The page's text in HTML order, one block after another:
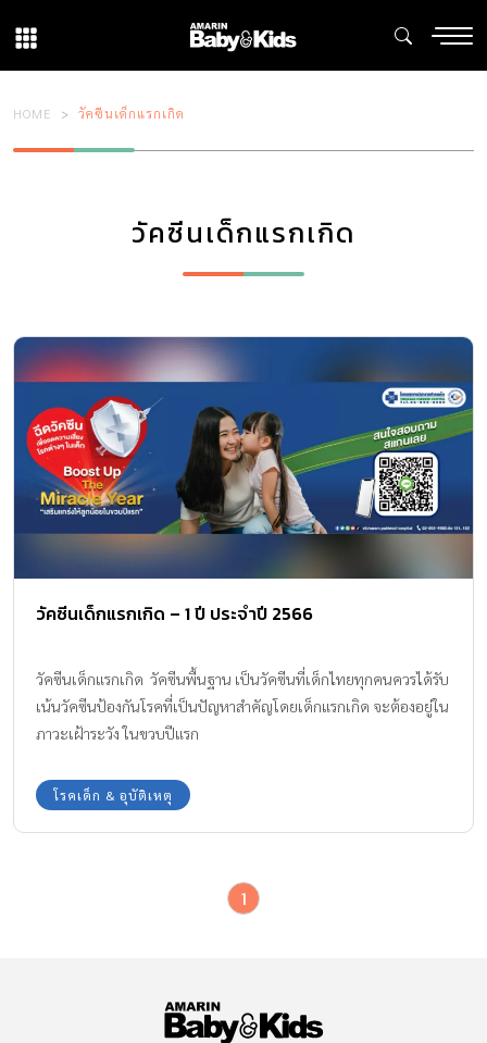
HOME วัคซีนเด็กแรกเกิด
วัคซีนเด็กแรกเกิด
วัคซีนเด็กแรกเกิด – 1 ปี ประจำปี 2566
วัคซีนเด็กแรกเกิด วัคซีนพื้นฐาน เป็นวัคซีนที่เด็กไทยทุกคนควรได้รับ
เน้นวัคซีนป้องกันโรคที่เป็นปัญหาสำคัญโดยเด็กแรกเกิด จะต้องอยู่ใน
ภาวะเฝ้าระวัง ในขวบปีแรก
โรคเด็ก & อุบัติเหตุ
1